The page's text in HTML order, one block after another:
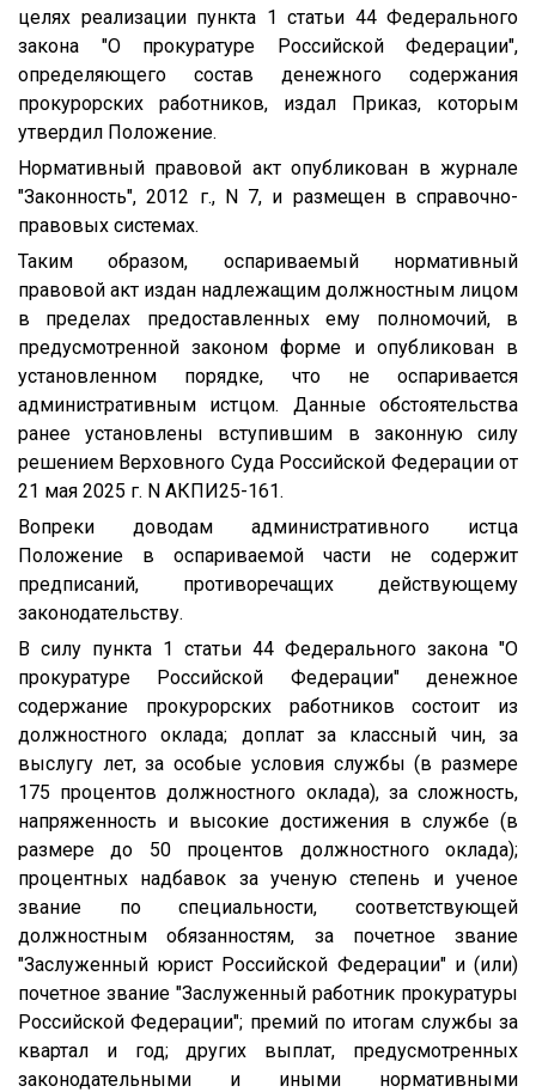
целях реализации пункта 1 статьи 44 Федерального
закона "О прокуратуре Российской Федерации",
определяющего состав денежного содержания
прокурорских работников, издал Приказ, которым
утвердил Положение.
Нормативный правовой акт опубликован в журнале
"Законность", 2012 г., N 7, и размещен в справочно-
правовых системах.
Таким образом, оспариваемый нормативный
правовой акт издан надлежащим должностным лицом
в пределах предоставленных ему полномочий, в
предусмотренной законом форме и опубликован в
установленном порядке, что не оспаривается
административным истцом. Данные обстоятельства
ранее установлены вступившим в законную силу
решением Верховного Суда Российской Федерации от
21 мая 2025 г. N АКПИ25-161.
Вопреки доводам административного истца
Положение в оспариваемой части не содержит
предписаний, противоречащих действующему
законодательству.
В силу пункта 1 статьи 44 Федерального закона "О
прокуратуре Российской Федерации" денежное
содержание прокурорских работников состоит из
должностного оклада; доплат за классный чин, за
выслугу лет, за особые условия службы (в размере
175 процентов должностного оклада), за сложность,
напряженность и высокие достижения в службе (в
размере до 50 процентов должностного оклада);
процентных надбавок за ученую степень и ученое
звание по специальности, соответствующей
должностным обязанностям, за почетное звание
"Заслуженный юрист Российской Федерации" и (или)
почетное звание "Заслуженный работник прокуратуры
Российской Федерации"; премий по итогам службы за
квартал и год; других выплат, предусмотренных
законодательными и иными нормативными